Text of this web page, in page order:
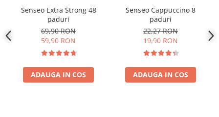
Senseo Extra Strong 48
paduri
69,90 RON
59,90 RON
ADAUGA IN COS
Senseo Cappuccino 8
paduri
22,27 RON
19,90 RON
ADAUGA IN COS